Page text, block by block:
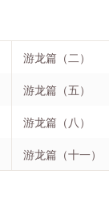
游龙篇（二）
游龙篇（五）
游龙篇（八）
游龙篇（十一）